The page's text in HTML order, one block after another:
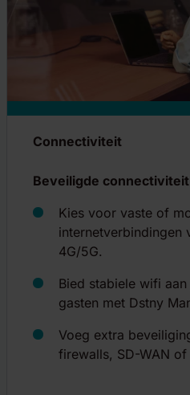
Connectiviteit
Beveiligde
Kies voor vaste of
internetverbindingen
4G/5G.
Bied stabiele wifi
gasten met Dstny
Voeg extra
firewalls, SD-WAN